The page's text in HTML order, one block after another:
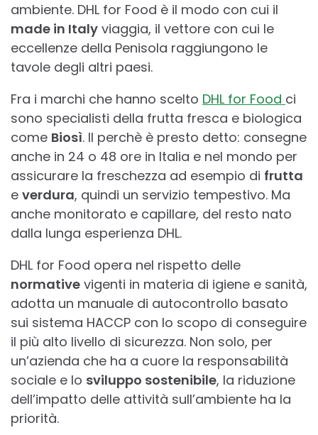
ambiente. DHL for Food è il modo con cui il
made in Italy viaggia, il vettore con cui le
eccellenze della Penisola raggiungono le
tavole degli altri paesi.
Fra i marchi che hanno scelto DHL for Food ci
sono specialisti della frutta fresca e biologica
come Biosì. Il perchè è presto detto: consegne
anche in 24 o 48 ore in Italia e nel mondo per
assicurare la freschezza ad esempio di frutta
e verdura, quindi un servizio tempestivo. Ma
anche monitorato e capillare, del resto nato
dalla lunga esperienza DHL.
DHL for Food opera nel rispetto delle
normative vigenti in materia di igiene e sanità,
adotta un manuale di autocontrollo basato
sui sistema HACCP con lo scopo di conseguire
il più alto livello di sicurezza. Non solo, per
un’azienda che ha a cuore la responsabilità
sociale e lo sviluppo sostenibile, la riduzione
dell’impatto delle attività sull’ambiente ha la
priorità.